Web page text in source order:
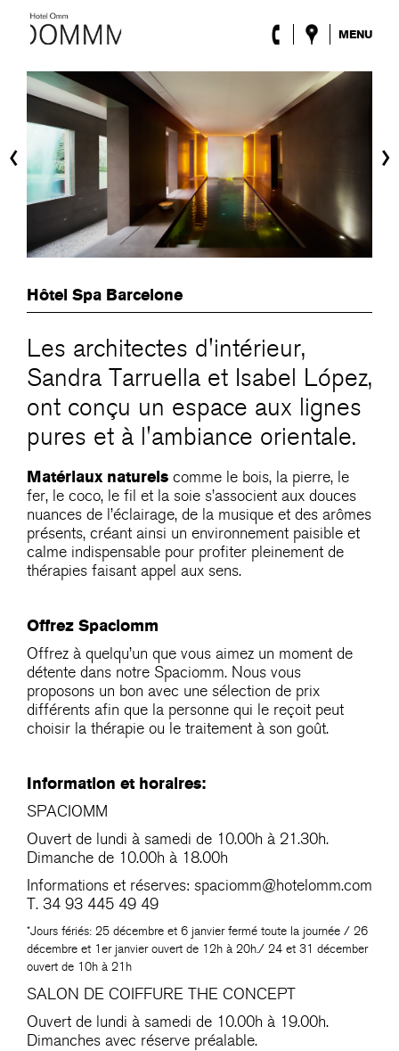
MENU
l’Hôtel
Chambres
Roca Barcelona
Spa
Terrasse
Lobby & Club
Évènements
‹ ›
Hôtel Spa Barcelone
Les architectes d'intérieur,
Sandra Tarruella et Isabel López,
ont conçu un espace aux lignes
pures et à l'ambiance orientale.
Matériaux naturels comme le bois, la pierre, le
fer, le coco, le fil et la soie s’associent aux douces
nuances de l’éclairage, de la musique et des arômes
présents, créant ainsi un environnement paisible et
calme indispensable pour profiter pleinement de
thérapies faisant appel aux sens.
Offrez Spaciomm
Offrez à quelqu’un que vous aimez un moment de
détente dans notre Spaciomm. Nous vous
proposons un bon avec une sélection de prix
différents afin que la personne qui le reçoit peut
choisir la thérapie ou le traitement à son goût.
Information et horaires:
SPACIOMM
Ouvert de lundi à samedi de 10.00h à 21.30h.
Dimanche de 10.00h à 18.00h
Informations et réserves: spaciomm@hotelomm.com
T. 34 93 445 49 49
*Jours fériés: 25 décembre et 6 janvier fermé toute la journée / 26
décembre et 1er janvier ouvert de 12h à 20h./ 24 et 31 décember
ouvert de 10h à 21h
SALON DE COIFFURE THE CONCEPT
Ouvert de lundi à samedi de 10.00h à 19.00h.
Dimanches avec réserve préalable.